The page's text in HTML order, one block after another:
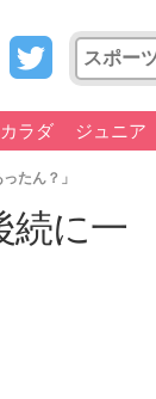
ラダ ジュニア
たん？」
続に一